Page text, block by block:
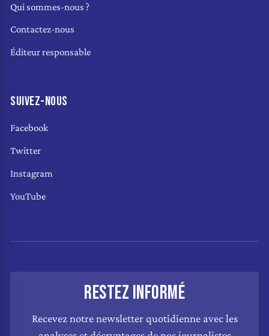
Qui sommes-nous ?
Contactez-nous
Éditeur responsable
SUIVEZ-NOUS
Facebook
Twitter
Instagram
YouTube
RESTEZ INFORMÉ
Recevez notre newsletter quotidienne avec les